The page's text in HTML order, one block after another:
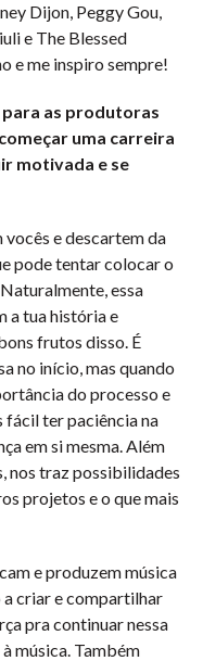
Dijon, Peggy Gou,
e The Blessed
e me inspiro sempre!
as produtoras
uma carreira
motivada e se
vocês e descartem da
pode tentar colocar o
essa
a tua história e
frutos disso. É
no início, mas quando
do processo e
fácil ter paciência na
em si mesma. Além
nos traz possibilidades
projetos e o que mais
e produzem música
a criar e compartilhar
pra continuar nessa
música. Também